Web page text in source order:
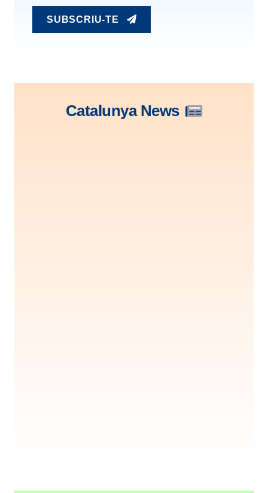
SUBSCRIU-TE
Catalunya News